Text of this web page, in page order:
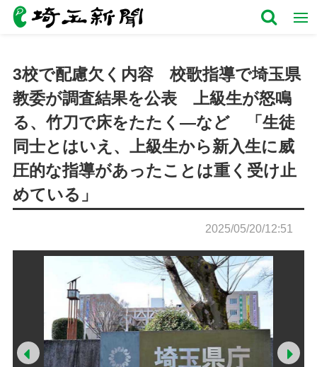
3校で配慮欠く内容 校歌指導で埼玉県
教委が調査結果を公表 上級生が怒鳴
る、竹刀で床をたたく―など 「生徒
同士とはいえ、上級生から新入生に威
圧的な指導があったことは重く受け止
めている」
2025/05/20/12:51
Prev